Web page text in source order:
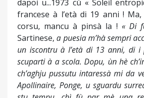
dapoi u...1973 cù « Soleil
francese à l’età di 19 anni !
corsu, mancu à pinsà la ! « Di
Sartinese,a puesia m’hà sempri
un iscontru à l’età di 13 anni, di i
scuparti à a scola. Dopu, ùn hè
ch’aghju pussutu intaressà mi da
Apollinaire, Ponge, u sguardu